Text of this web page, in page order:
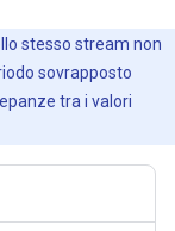
stesso stream non
sovrapposto
tra i valori